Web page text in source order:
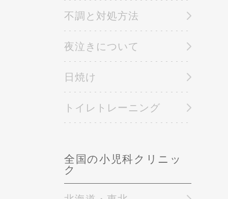
不調と対処方法
夜泣きについて
日焼け
トイレトレーニング
全国の小児科クリニッ
ク